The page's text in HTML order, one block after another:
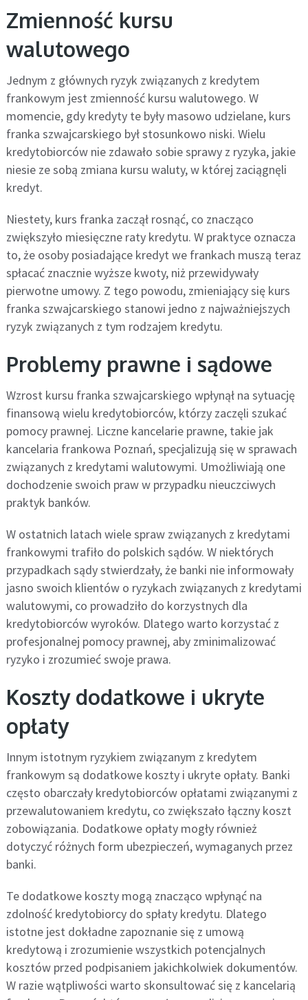
Zmienność kursu
walutowego
Jednym z głównych ryzyk związanych z kredytem
frankowym jest zmienność kursu walutowego. W
momencie, gdy kredyty te były masowo udzielane, kurs
franka szwajcarskiego był stosunkowo niski. Wielu
kredytobiorców nie zdawało sobie sprawy z ryzyka, jakie
niesie ze sobą zmiana kursu waluty, w której zaciągnęli
kredyt.
Niestety, kurs franka zaczął rosnąć, co znacząco
zwiększyło miesięczne raty kredytu. W praktyce oznacza
to, że osoby posiadające kredyt we frankach muszą teraz
spłacać znacznie wyższe kwoty, niż przewidywały
pierwotne umowy. Z tego powodu, zmieniający się kurs
franka szwajcarskiego stanowi jedno z najważniejszych
ryzyk związanych z tym rodzajem kredytu.
Problemy prawne i sądowe
Wzrost kursu franka szwajcarskiego wpłynął na sytuację
finansową wielu kredytobiorców, którzy zaczęli szukać
pomocy prawnej. Liczne kancelarie prawne, takie jak
kancelaria frankowa Poznań, specjalizują się w sprawach
związanych z kredytami walutowymi. Umożliwiają one
dochodzenie swoich praw w przypadku nieuczciwych
praktyk banków.
W ostatnich latach wiele spraw związanych z kredytami
frankowymi trafiło do polskich sądów. W niektórych
przypadkach sądy stwierdzały, że banki nie informowały
jasno swoich klientów o ryzykach związanych z kredytami
walutowymi, co prowadziło do korzystnych dla
kredytobiorców wyroków. Dlatego warto korzystać z
profesjonalnej pomocy prawnej, aby zminimalizować
ryzyko i zrozumieć swoje prawa.
Koszty dodatkowe i ukryte
opłaty
Innym istotnym ryzykiem związanym z kredytem
frankowym są dodatkowe koszty i ukryte opłaty. Banki
często obarczały kredytobiorców opłatami związanymi z
przewalutowaniem kredytu, co zwiększało łączny koszt
zobowiązania. Dodatkowe opłaty mogły również
dotyczyć różnych form ubezpieczeń, wymaganych przez
banki.
Te dodatkowe koszty mogą znacząco wpłynąć na
zdolność kredytobiorcy do spłaty kredytu. Dlatego
istotne jest dokładne zapoznanie się z umową
kredytową i zrozumienie wszystkich potencjalnych
kosztów przed podpisaniem jakichkolwiek dokumentów.
W razie wątpliwości warto skonsultować się z kancelarią